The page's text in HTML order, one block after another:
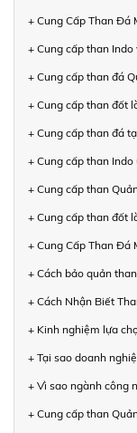
+ Cung Cấp Than Đá
+ Cung cấp than
+ Cung cấp than đá
+ Cung cấp than đốt
+ Cung cấp than đá
+ Cung cấp than
+ Cung cấp than
+ Cung cấp than đốt
+ Cung Cấp Than Đá
+ Cách bảo quản
+ Cách Nhận Biết
+ Kinh nghiệm lựa
+ Tại sao doanh
+ Vì sao ngành công
+ Cung cấp than